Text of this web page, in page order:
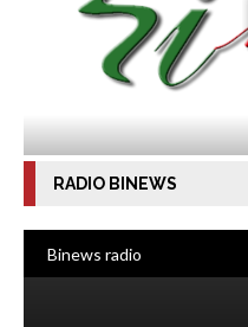
RADIO BINEWS